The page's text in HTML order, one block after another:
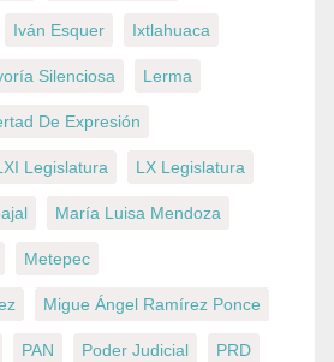
Iván Esquer Ixtlahuaca
Silenciosa Lerma
De Expresión
Legislatura LX Legislatura
María Luisa Mendoza
Metepec
Migue Ángel Ramírez Ponce
PAN Poder Judicial PRD